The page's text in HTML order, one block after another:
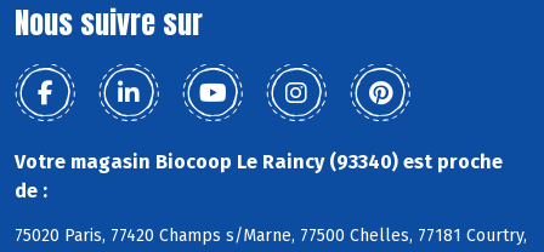
Nous suivre sur
Votre magasin Biocoop Le Raincy (93340) est proche
de :
75020 Paris, 77420 Champs s/Marne, 77500 Chelles, 77181 Courtry,